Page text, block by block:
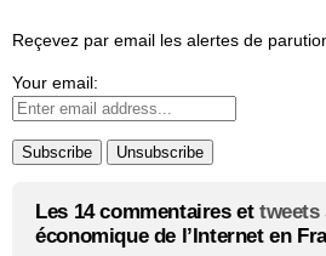
Reçevez par email les alertes de
Your email:
Les 14 commentaires et tweets
économique de l’Internet en